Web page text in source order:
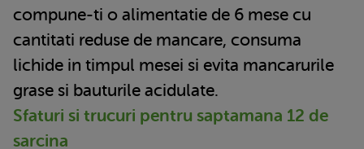
compune-ti o alimentatie de 6 mese cu
cantitati reduse de mancare, consuma
lichide in timpul mesei si evita mancarurile
grase si bauturile acidulate.
Sfaturi si trucuri pentru saptamana 12 de
sarcina